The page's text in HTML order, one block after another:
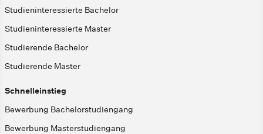
Studieninteressierte Bachelor
Studieninteressierte Master
Studierende Bachelor
Studierende Master
Schnelleinstieg
Bewerbung Bachelorstudiengang
Bewerbung Masterstudiengang